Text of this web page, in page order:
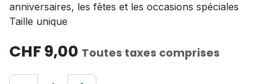
anniversaires, les fêtes et les occasions spéciales
Taille unique
CHF9,00 Toutes taxes comprises